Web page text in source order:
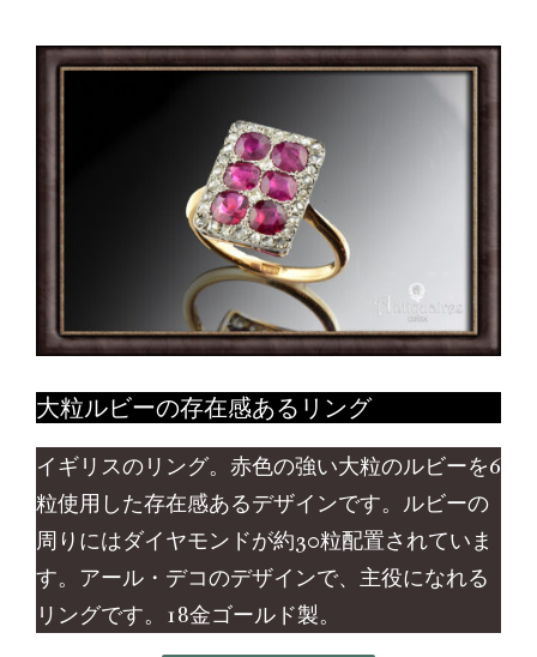
大粒ルビーの存在感あるリング
イギリスのリング。赤色の強い大粒のルビーを6
粒使用した存在感あるデザインです。ルビーの
周りにはダイヤモンドが約30粒配置されていま
す。アール・デコのデザインで、主役になれる
リングです。18金ゴールド製。